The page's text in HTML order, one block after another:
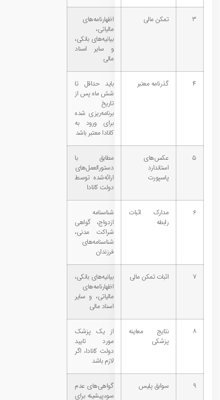
۳ تمکن مالی
اظهارنامه‌های
مالیاتی،
بیانیه‌های بانکی،
و سایر اسناد
مالی
۴ گذرنامه معتبر
باید حداقل تا
شش ماه پس از
تاریخ
برنامه‌ریزی شده
برای ورود به
کانادا معتبر باشد
۵
عکس‌های
استاندارد
پاسپورت
مطابق با
دستورالعمل‌های
ارائه‌شده توسط
دولت کانادا
۶
مدارک اثبات
رابطه
شناسنامه
ازدواج، گواهی
شراکت مدنی،
شناسنامه‌های
فرزندان
۷ اثبات تمکن مالی
بیانیه‌های بانکی،
اظهارنامه‌های
مالیاتی، و سایر
اسناد مالی
۸
نتایج معاینه
پزشکی
از یک پزشک
مورد تایید
دولت کانادا، اگر
لازم باشد
۹ سوابق پلیس
گواهی‌های عدم
سوءپیشینه برای